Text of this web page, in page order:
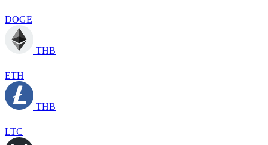
DOGE
THB
ETH
THB
LTC